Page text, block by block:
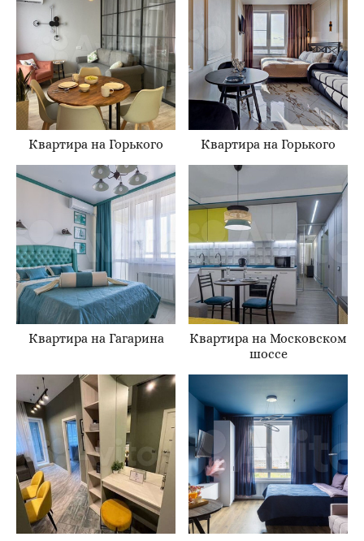
Квартира на Горького Квартира на Горького
Квартира на Гагарина
Квартира на Московском
шоссе